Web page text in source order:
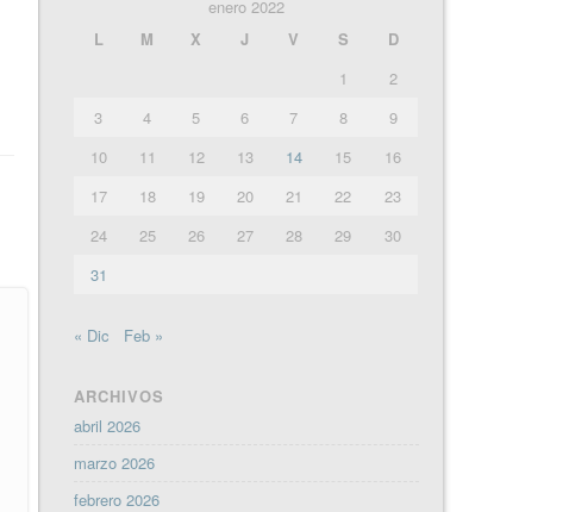
enero 2022
L
M X J V S
D
1
2
3
4 5 6 7 8
9
10
11 12 13 14 15
16
17
18 19 20 21 22
23
24
25 26 27 28 29
30
31
« Dic Feb »
ARCHIVOS
abril 2026
marzo 2026
febrero 2026